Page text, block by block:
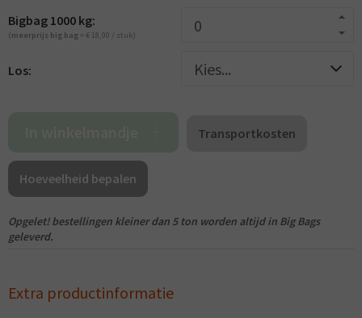
Bigbag 1000 kg:
(meerprijs big bag = € 18,00 / stuk)
Los:
Transportkosten
Hoeveelheid bepalen
Opgelet! bestellingen kleiner dan 5 ton worden altijd in Big Bags
geleverd.
Extra productinformatie